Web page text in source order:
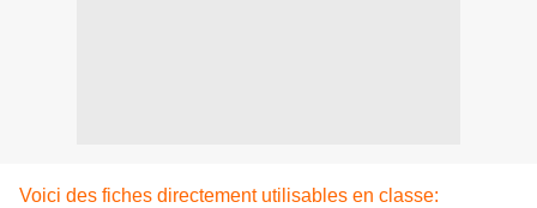
Voici des fiches directement utilisables en classe: